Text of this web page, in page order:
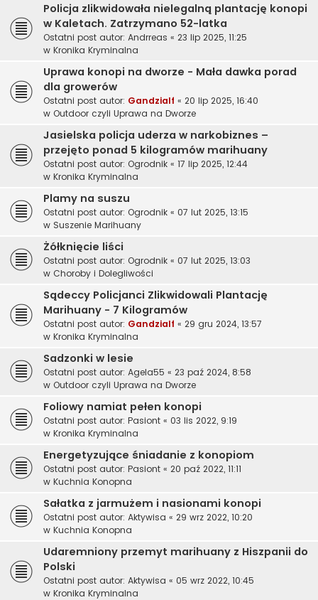
Policja zlikwidowała nielegalną plantację konopi
w Kaletach. Zatrzymano 52-latka
Ostatni post autor: Andrreas « 23 lip 2025, 11:25
w Kronika Kryminalna
Uprawa konopi na dworze - Mała dawka porad
dla growerów
Ostatni post autor: Gandzialf « 20 lip 2025, 16:40
w Outdoor czyli Uprawa na Dworze
Jasielska policja uderza w narkobiznes –
przejęto ponad 5 kilogramów marihuany
Ostatni post autor: Ogrodnik « 17 lip 2025, 12:44
w Kronika Kryminalna
Plamy na suszu
Ostatni post autor: Ogrodnik « 07 lut 2025, 13:15
w Suszenie Marihuany
Żółknięcie liści
Ostatni post autor: Ogrodnik « 07 lut 2025, 13:03
w Choroby i Dolegliwości
Sądeccy Policjanci Zlikwidowali Plantację
Marihuany - 7 Kilogramów
Ostatni post autor: Gandzialf « 29 gru 2024, 13:57
w Kronika Kryminalna
Sadzonki w lesie
Ostatni post autor: Agela55 « 23 paź 2024, 8:58
w Outdoor czyli Uprawa na Dworze
Foliowy namiat pełen konopi
Ostatni post autor: Pasiont « 03 lis 2022, 9:19
w Kronika Kryminalna
Energetyzujące śniadanie z konopiom
Ostatni post autor: Pasiont « 20 paź 2022, 11:11
w Kuchnia Konopna
Sałatka z jarmużem i nasionami konopi
Ostatni post autor: Aktywisa « 29 wrz 2022, 10:20
w Kuchnia Konopna
Udaremniony przemyt marihuany z Hiszpanii do
Polski
Ostatni post autor: Aktywisa « 05 wrz 2022, 10:45
w Kronika Kryminalna